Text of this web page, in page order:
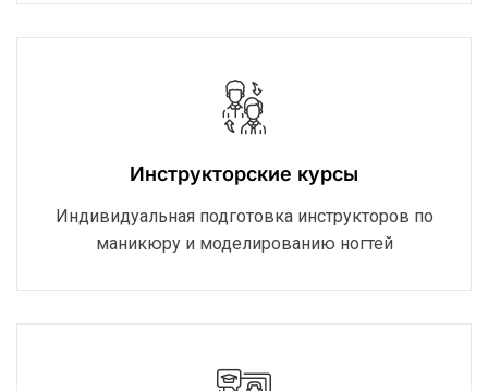
Инструкторские курсы
Индивидуальная подготовка инструкторов по
маникюру и моделированию ногтей